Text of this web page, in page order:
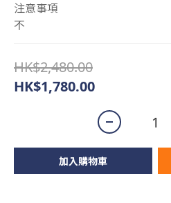
注意事項
不
HK$2,480.00
HK$1,780.00
加入購物車